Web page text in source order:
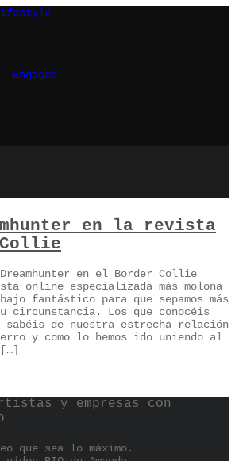
Engaged
en la revista
Dreamhunter en el Border Collie
online especializada más molona
fantástico para que sepamos más
circunstancia. Los que conocéis
sabéis de nuestra estrecha relación
y como lo hemos ido uniendo al
y empresas con
que sea lo máximo.